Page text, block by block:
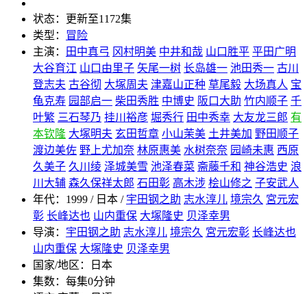
状态：
更新至1172集
类型： 冒险
主演：
田中真弓 冈村明美 中井和哉 山口胜平 平田广明
大谷育江 山口由里子 矢尾一树 长岛雄一 池田秀一 古川
登志夫 古谷彻 大塚周夫 津嘉山正种 草尾毅 大场真人 宝
龟克寿 园部启一 柴田秀胜 中博史 阪口大助 竹内顺子 千
叶繁 三石琴乃 挂川裕彦 堀秀行 田中秀幸 大友龙三郎 有
本钦隆 大塚明夫 玄田哲章 小山茉美 土井美加 野田顺子
渡边美佐 野上尤加奈 林原惠美 水树奈奈 园崎未惠 西原
久美子 久川绫 泽城美雪 池泽春菜 斋藤千和 神谷浩史 浪
川大辅 森久保祥太郎 石田彰 高木涉 桧山修之 子安武人
年代： 1999 / 日本 / 宇田钢之助 志水淳儿 境宗久 宮元宏
彰 长峰达也 山内重保 大塚隆史 贝泽幸男
导演： 宇田钢之助 志水淳儿 境宗久 宮元宏彰 长峰达也
山内重保 大塚隆史 贝泽幸男
国家/地区：
日本
集数： 每集0分钟